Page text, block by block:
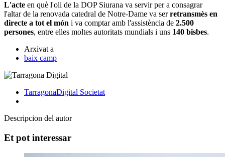
L'acte en què l'oli de la DOP Siurana va servir per a consagrar
l'altar de la renovada catedral de Notre-Dame va serretransmès en
directe a tot el món i va comptar amb l'assistència de 2.500
persones, entre elles moltes autoritats mundials i uns 140 bisbes.
Arxivat a
baix camp
TarragonaDigital Societat
Descripcion del autor
Et pot interessar